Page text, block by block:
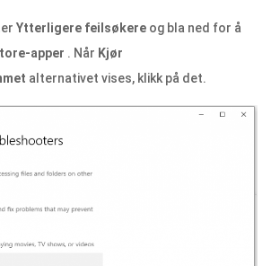
Ytterligere feilsøkere og bla ned for å
apper . Når Kjør
alternativet vises, klikk på det.